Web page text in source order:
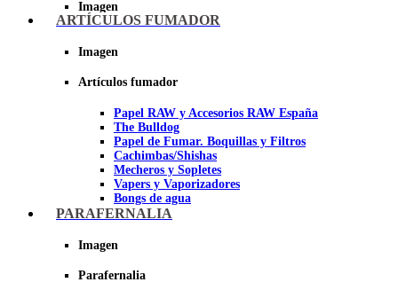
Imagen
ARTÍCULOS FUMADOR
Imagen
Artículos fumador
Papel RAW y Accesorios RAW España
The Bulldog
Papel de Fumar. Boquillas y Filtros
Cachimbas/Shishas
Mecheros y Sopletes
Vapers y Vaporizadores
Bongs de agua
Bandejas para liar
Ceniceros para Fumadores
Pipas BHO
Dabbers
PARAFERNALIA
Imagen
Parafernalia